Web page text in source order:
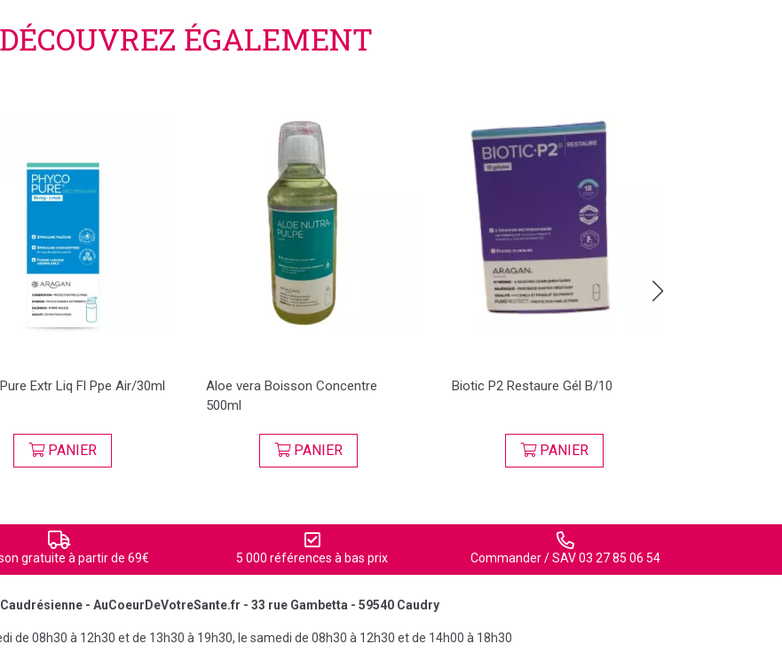
DÉCOUVREZ ÉGALEMENT
Extr Liq Fl Ppe Air/30ml
PANIER
Aloe vera Boisson Concentre
500ml
PANIER
Biotic P2 Restaure Gél B/10
PANIER
gratuite à partir de 69€ 5 000 références à bas prix Commander / SAV 03 27 85 06 54
- AuCoeurDeVotreSante.fr - 33 rue Gambetta - 59540 Caudry
de 08h30 à 12h30 et de 13h30 à 19h30, le samedi de 08h30 à 12h30 et de 14h00 à 18h30